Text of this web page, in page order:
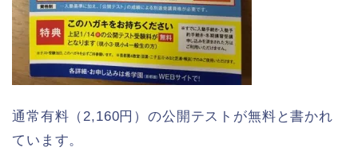
通常有料（2,160円）の公開テストが無料と書かれ
ています。